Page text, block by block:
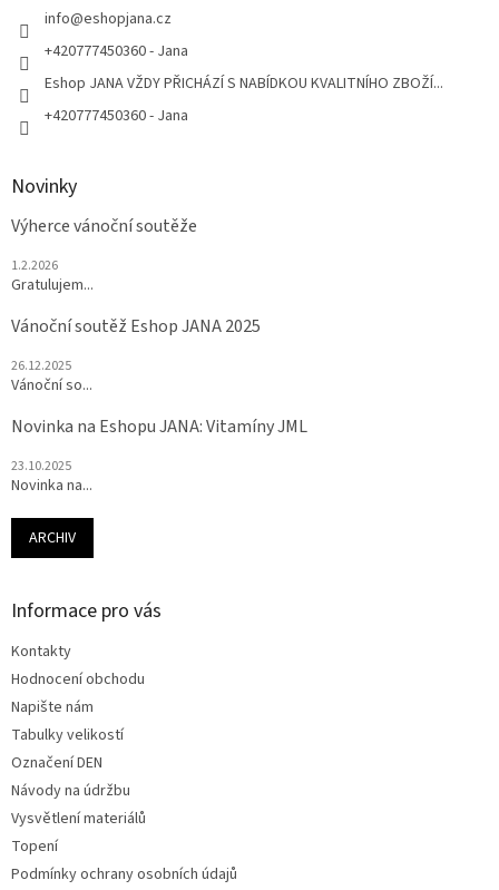
info@eshopjana.cz
+420777450360 - Jana
Eshop JANA VŽDY PŘICHÁZÍ S NABÍDKOU KVALITNÍHO ZBOŽÍ...
+420777450360 - Jana
Novinky
Výherce vánoční soutěže
1.2.2026
Gratulujem...
Vánoční soutěž Eshop JANA 2025
26.12.2025
Vánoční so...
Novinka na Eshopu JANA: Vitamíny JML
23.10.2025
Novinka na...
ARCHIV
Informace pro vás
Kontakty
Hodnocení obchodu
Napište nám
Tabulky velikostí
Označení DEN
Návody na údržbu
Vysvětlení materiálů
Topení
Podmínky ochrany osobních údajů